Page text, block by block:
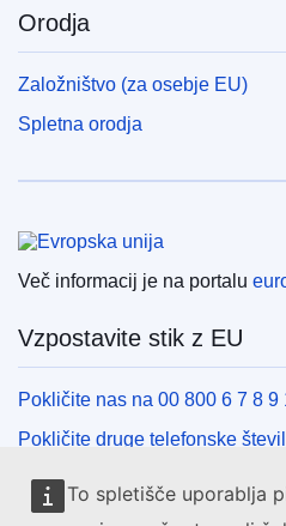
To spletišče uporablja
Orodja
Založništvo (za osebje EU)
Spletna orodja
Več informacij je na portalu
Vzpostavite stik z EU
Pokličite nas na 00 800 6 7 8 9
Pokličite druge telefonske
Pišite nam s kontaktnim
Obiščite nas v enem od centrov